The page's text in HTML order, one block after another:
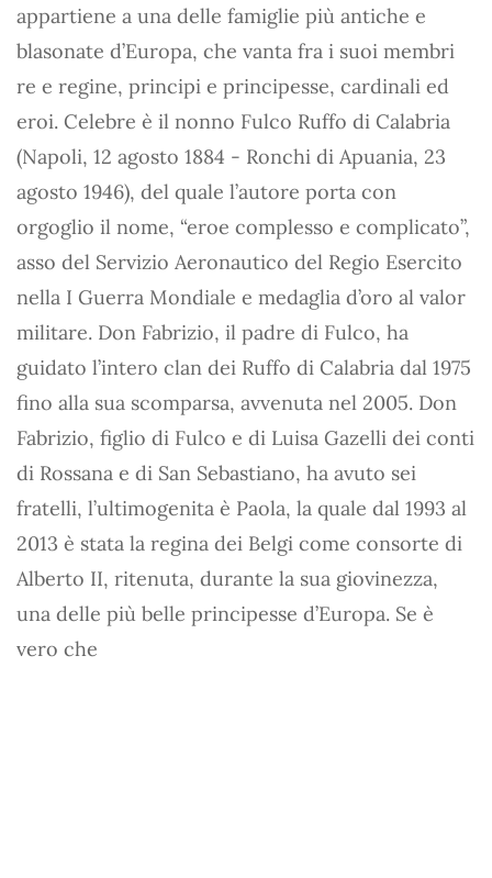
appartiene a una delle famiglie più antiche e
blasonate d’Europa, che vanta fra i suoi membri
re e regine, principi e principesse, cardinali ed
eroi. Celebre è il nonno Fulco Ruffo di Calabria
(Napoli, 12 agosto 1884 - Ronchi di Apuania, 23
agosto 1946), del quale l’autore porta con
orgoglio il nome, “eroe complesso e complicato”,
asso del Servizio Aeronautico del Regio Esercito
nella I Guerra Mondiale e medaglia d’oro al valor
militare. Don Fabrizio, il padre di Fulco, ha
guidato l’intero clan dei Ruffo di Calabria dal 1975
fino alla sua scomparsa, avvenuta nel 2005. Don
Fabrizio, figlio di Fulco e di Luisa Gazelli dei conti
di Rossana e di San Sebastiano, ha avuto sei
fratelli, l’ultimogenita è Paola, la quale dal 1993 al
2013 è stata la regina dei Belgi come consorte di
Alberto II, ritenuta, durante la sua giovinezza,
una delle più belle principesse d’Europa. Se è
vero che